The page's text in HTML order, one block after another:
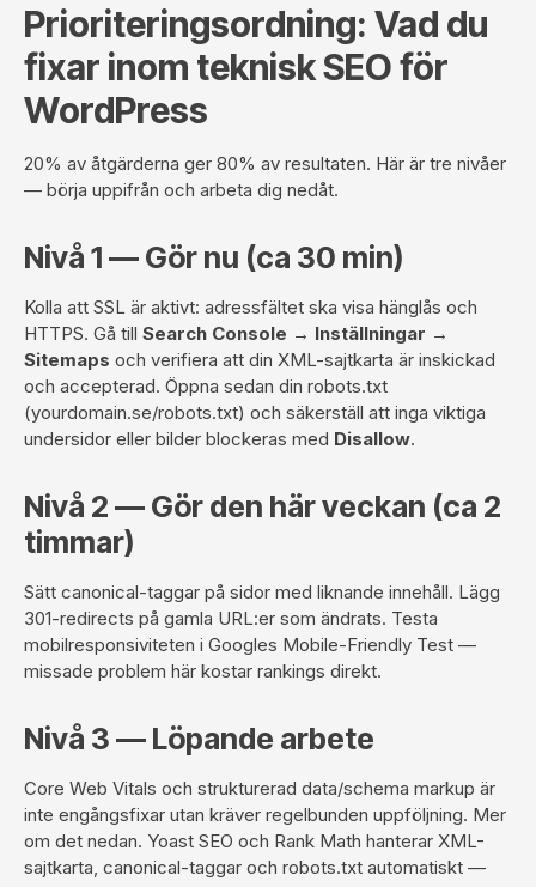
Prioriteringsordning: Vad du
fixar inom teknisk SEO för
WordPress
20% av åtgärderna ger 80% av resultaten. Här är tre nivåer
— börja uppifrån och arbeta dig nedåt.
Nivå 1 — Gör nu (ca 30 min)
Kolla att SSL är aktivt: adressfältet ska visa hänglås och
HTTPS. Gå till Search Console → Inställningar →
Sitemaps och verifiera att din XML-sajtkarta är inskickad
och accepterad. Öppna sedan din robots.txt
(yourdomain.se/robots.txt) och säkerställ att inga viktiga
undersidor eller bilder blockeras med Disallow.
Nivå 2 — Gör den här veckan (ca 2
timmar)
Sätt canonical-taggar på sidor med liknande innehåll. Lägg
301-redirects på gamla URL:er som ändrats. Testa
mobilresponsiviteten i Googles Mobile-Friendly Test —
missade problem här kostar rankings direkt.
Nivå 3 — Löpande arbete
Core Web Vitals och strukturerad data/schema markup är
inte engångsfixar utan kräver regelbunden uppföljning. Mer
om det nedan. Yoast SEO och Rank Math hanterar XML-
sajtkarta, canonical-taggar och robots.txt automatiskt —